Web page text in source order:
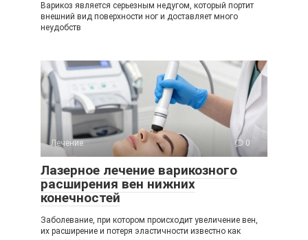
Варикоз является серьезным недугом, который портит
внешний вид поверхности ног и доставляет много
неудобств
Лечение 0
Лазерное лечение варикозного
расширения вен нижних
конечностей
Заболевание, при котором происходит увеличение вен,
их расширение и потеря эластичности известно как